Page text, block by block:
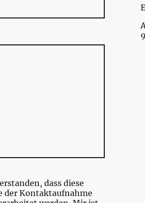
dass diese
der Kontaktaufnahme